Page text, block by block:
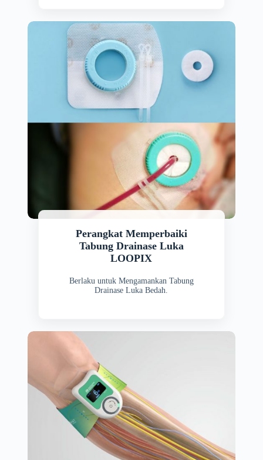
Perangkat Memperbaiki
Tabung Drainase Luka
LOOPIX
Berlaku untuk Mengamankan Tabung
Drainase Luka Bedah.